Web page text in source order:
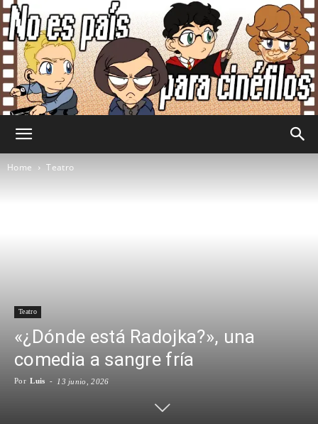
Para
Cinéfilos
Home Teatro
Teatro
«¿Dónde está Radojka?», una
comedia a sangre fría
Por Luis - 13 junio, 2026